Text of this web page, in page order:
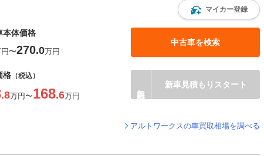
マイカー登録
本体価格
〜270.0万円
中古車を検索
格 （税込）
.8万円〜168.6万円
新車見積もりスタート
アルトワークスの車買取相場を調べる